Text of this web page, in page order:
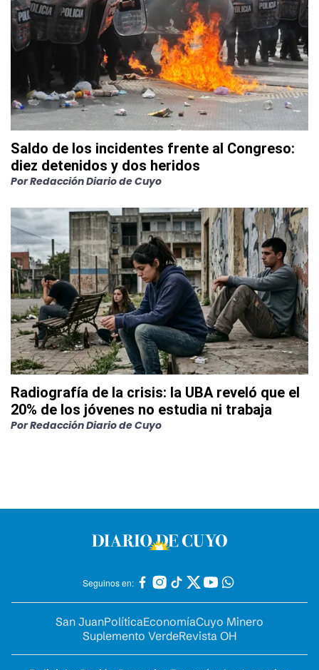
Saldo de los incidentes frente al Congreso:
diez detenidos y dos heridos
PorRedacción Diario de Cuyo
Radiografía de la crisis: la UBA reveló que el
20% de los jóvenes no estudia ni trabaja
PorRedacción Diario de Cuyo
Seguinos en:
San JuanPolíticaEconomíaCuyo Minero
Suplemento VerdeRevista OH